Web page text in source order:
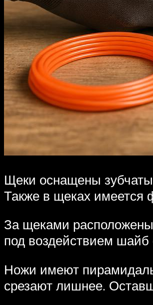
Щеки оснащены
Также в щеках имеется
За щеками расположены
под воздействием шайб
Ножи имеют
срезают лишнее.